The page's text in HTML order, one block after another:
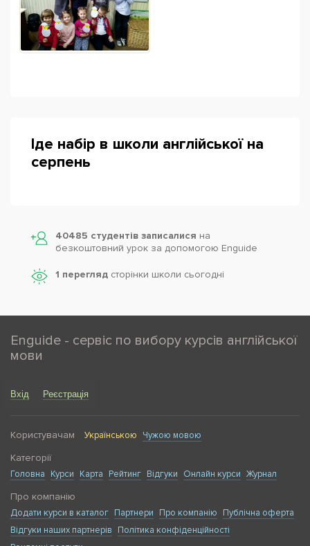
Іде набір в школи англійської на
серпень
40485 студентів записалися на
безкоштовний урок за допомогою Enguide
1 перегляд сторінки школи cьогодні
Enguide - сервіс по вибору курсів англійської
мови
Вхід Реєстрація
Користувачам Українською Чужою мовою
Категорії
Головна Курси Карта Рейтинг Відгуки Онлайн курси Журнал
Про компанію
Додати курси в каталог Партнери Про компанію
Публічна оферта
Відгуки наших партнерів
Політика конфіденційності